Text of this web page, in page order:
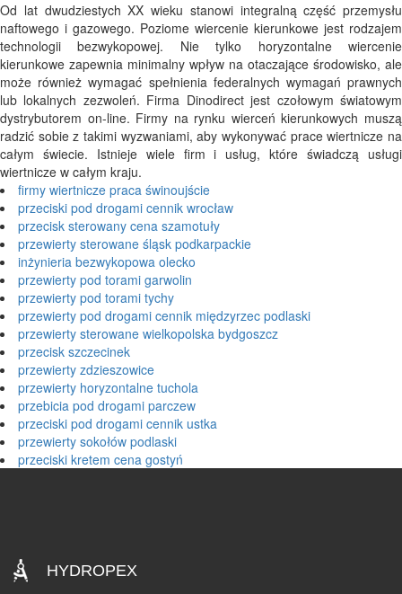
Od lat dwudziestych XX wieku stanowi integralną część przemysłu
naftowego i gazowego. Poziome wiercenie kierunkowe jest rodzajem
technologii bezwykopowej. Nie tylko horyzontalne wiercenie
kierunkowe zapewnia minimalny wpływ na otaczające środowisko, ale
może również wymagać spełnienia federalnych wymagań prawnych
lub lokalnych zezwoleń. Firma Dinodirect jest czołowym światowym
dystrybutorem on-line. Firmy na rynku wierceń kierunkowych muszą
radzić sobie z takimi wyzwaniami, aby wykonywać prace wiertnicze na
całym świecie. Istnieje wiele firm i usług, które świadczą usługi
wiertnicze w całym kraju.
firmy wiertnicze praca świnoujście
przeciski pod drogami cennik wrocław
przecisk sterowany cena szamotuły
przewierty sterowane śląsk podkarpackie
inżynieria bezwykopowa olecko
przewierty pod torami garwolin
przewierty pod torami tychy
przewierty pod drogami cennik międzyrzec podlaski
przewierty sterowane wielkopolska bydgoszcz
przecisk szczecinek
przewierty zdzieszowice
przewierty horyzontalne tuchola
przebicia pod drogami parczew
przeciski pod drogami cennik ustka
przewierty sokołów podlaski
przeciski kretem cena gostyń
HYDROPEX